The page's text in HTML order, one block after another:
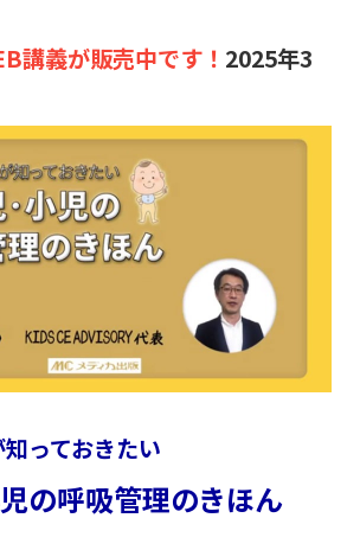
講義が販売中です！ 2025年3
っておきたい
の呼吸管理のきほん